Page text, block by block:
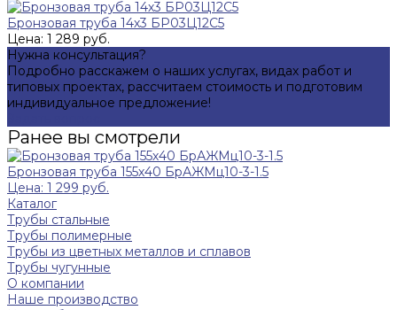
Бронзовая труба 14х3 БР03Ц12С5
Цена: 1 289 руб.
Нужна консультация?
Подробно расскажем о наших услугах, видах работ и
типовых проектах, рассчитаем стоимость и подготовим
индивидуальное предложение!
Ранее вы смотрели
Бронзовая труба 155х40 БрАЖМц10-3-1.5
Цена: 1 299 руб.
Каталог
Трубы стальные
Трубы полимерные
Трубы из цветных металлов и сплавов
Трубы чугунные
О компании
Наше производство